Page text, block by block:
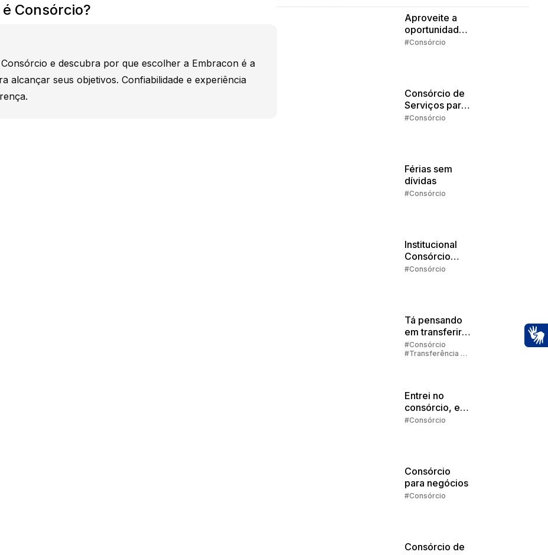
Consórcio?
e descubra por que escolher a Embracon é a
alcançar seus objetivos. Confiabilidade e experiência
Aproveite a
oportunidade
da isenção de
#Consórcio
Consórcio de
Serviços para
Estudos: o que
#Consórcio
Férias sem
dívidas
#Consórcio
Institucional
Consórcio
Embracon
#Consórcio
Tá pensando
em transferir
sua cota de
consórcio?
#Consórcio
#Transferência de
Entrei no
consórcio, e
agora?
#Consórcio
Consórcio
para negócios
#Consórcio
Consórcio de